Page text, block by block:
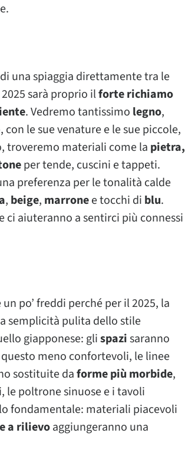
una spiaggia direttamente tra le
sarà proprio ilforte richiamo
. Vedremo tantissimo legno,
le sue venature e le sue piccole,
troveremo materiali come la pietra,
per tende, cuscini e tappeti.
preferenza per le tonalità calde
, beige, marronee tocchi di blu.
ci aiuteranno a sentirci più connessi
po’ freddi perché per il 2025, la
semplicità pulita dello stile
giapponese: glispazisaranno
meno confortevoli, le linee
sostituite daforme più morbide,
le poltrone sinuose e i tavoli
fondamentale: materiali piacevoli
a rilievoaggiungeranno una